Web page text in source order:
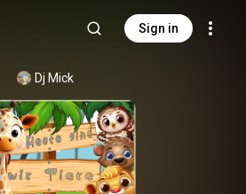
Sign in
Dj Mick